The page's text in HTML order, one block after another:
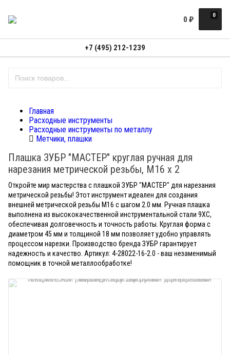
0
0 ₽
+7 (495) 212-1239
Главная
Расходные инструменты
Расходные инструменты по металлу
Метчики, плашки
Плашка ЗУБР "МАСТЕР" круглая ручная для
нарезания метрической резьбы, М16 x 2
Откройте мир мастерства с плашкой ЗУБР "МАСТЕР" для нарезания
метрической резьбы! Этот инструмент идеален для создания
внешней метрической резьбы М16 с шагом 2.0 мм. Ручная плашка
выполнена из высококачественной инструментальной стали 9ХС,
обеспечивая долговечность и точность работы. Круглая форма с
диаметром 45 мм и толщиной 18 мм позволяет удобно управлять
процессом нарезки. Производство бренда ЗУБР гарантирует
надежность и качество. Артикул: 4-28022-16-2.0 - ваш незаменимый
помощник в точной металлообработке!